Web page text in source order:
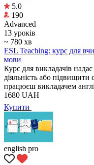
5.0
190
Аdvanced
13 уроків
~ 780 хв
ESL Teaching: курс для
мови
Курс для викладачів
діяльність або
працюєш викладачем
1680 UAH
Купити
english pro